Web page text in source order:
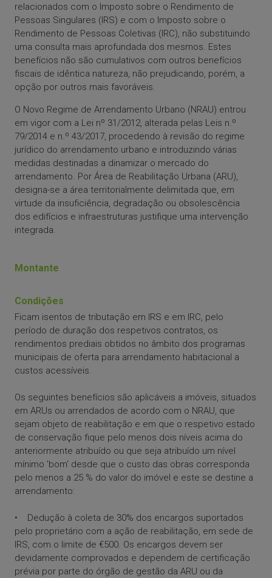
relacionados com o Imposto sobre o Rendimento de
Pessoas Singulares (IRS) e com o Imposto sobre o
Rendimento de Pessoas Coletivas (IRC), não substituindo
uma consulta mais aprofundada dos mesmos. Estes
benefícios não são cumulativos com outros benefícios
fiscais de idêntica natureza, não prejudicando, porém, a
opção por outros mais favoráveis.
O Novo Regime de Arrendamento Urbano (NRAU) entrou
em vigor com a Lei nº 31/2012, alterada pelas Leis n.º
79/2014 e n.º 43/2017, procedendo à revisão do regime
jurídico do arrendamento urbano e introduzindo várias
medidas destinadas a dinamizar o mercado do
arrendamento. Por Área de Reabilitação Urbana (ARU),
designa-se a área territorialmente delimitada que, em
virtude da insuficiência, degradação ou obsolescência
dos edifícios e infraestruturas justifique uma intervenção
integrada.
Montante
Condições
Ficam isentos de tributação em IRS e em IRC, pelo
período de duração dos respetivos contratos, os
rendimentos prediais obtidos no âmbito dos programas
municipais de oferta para arrendamento habitacional a
custos acessíveis.
Os seguintes benefícios são aplicáveis a imóveis, situados
em ARUs ou arrendados de acordo com o NRAU, que
sejam objeto de reabilitação e em que o respetivo estado
de conservação fique pelo menos dois níveis acima do
anteriormente atribuído ou que seja atribuído um nível
mínimo 'bom' desde que o custo das obras corresponda
pelo menos a 25 % do valor do imóvel e este se destine a
arrendamento:
• Dedução à coleta de 30% dos encargos suportados
pelo proprietário com a ação de reabilitação, em sede de
IRS, com o limite de €500. Os encargos devem ser
devidamente comprovados e dependem de certificação
prévia por parte do órgão de gestão da ARU ou da